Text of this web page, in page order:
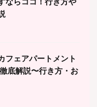
ならココ！行き方や
フェアパートメント
底解説〜行き方・お